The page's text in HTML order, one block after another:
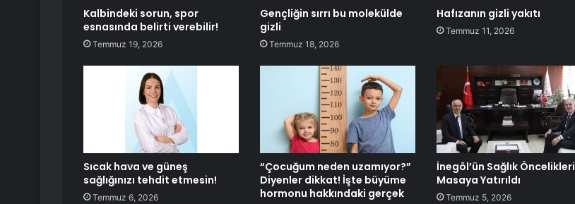
Kalbindeki sorun, spor
esnasında belirti verebilir!
Temmuz 19, 2026
Gençliğin sırrı bu molekülde
gizli
Temmuz 18, 2026
Hafızanın gizli yakıtı
Temmuz 11, 2026
Sıcak hava ve güneş
sağlığınızı tehdit etmesin!
Temmuz 6, 2026
“Çocuğum neden uzamıyor?”
Diyenler dikkat! İşte büyüme
hormonu hakkındaki gerçek
İnegöl’ün Sağlık Öncelikleri
Masaya Yatırıldı
Temmuz 5, 2026